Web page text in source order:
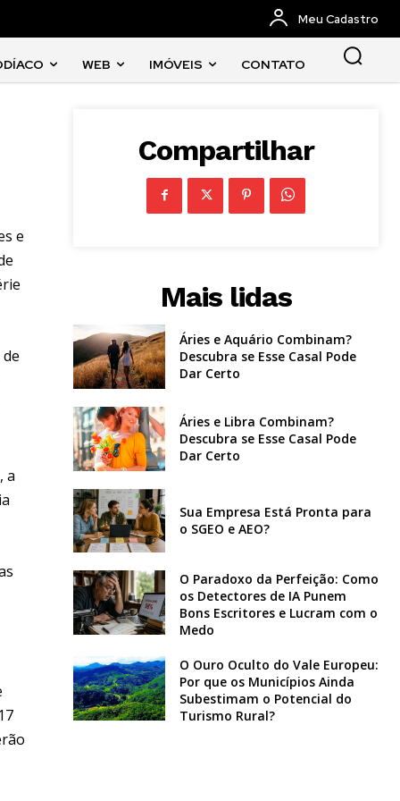
Meu Cadastro
WEB IMÓVEIS CONTATO
e
a
Compartilhar
Mais lidas
Áries e Aquário Combinam?
Descubra se Esse Casal Pode
Dar Certo
Áries e Libra Combinam?
Descubra se Esse Casal Pode
Dar Certo
Sua Empresa Está Pronta para
o SGEO e AEO?
O Paradoxo da Perfeição: Como
os Detectores de IA Punem
Bons Escritores e Lucram com o
Medo
O Ouro Oculto do Vale Europeu:
Por que os Municípios Ainda
Subestimam o Potencial do
Turismo Rural?